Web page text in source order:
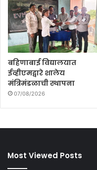
बहिणाबाई विद्यालयात
ईव्हीएमद्वारे शालेय
मंत्रिमंडळाची स्थापना
07/08/2026
Most Viewed Posts